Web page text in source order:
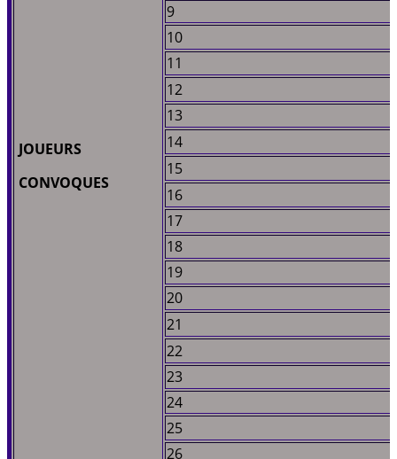
JOUEURS
CONVOQUES
9
10
11
12
13
14
15
16
17
18
19
20
21
22
23
24
25
26